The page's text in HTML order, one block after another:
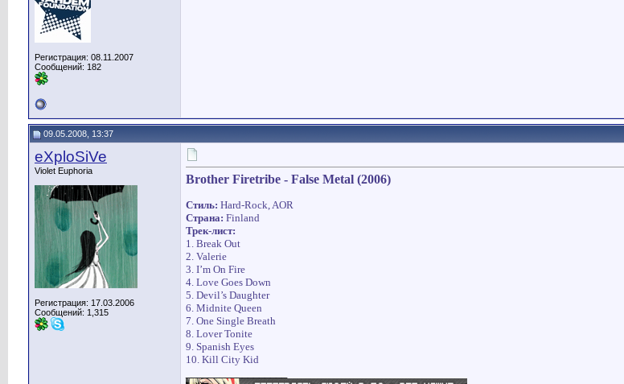
Регистрация: 08.11.2007
Сообщений: 182
09.05.2008, 13:37
eXploSiVe
Violet Euphoria
Регистрация: 17.03.2006
Сообщений: 1,315
Brother Firetribe - False Metal (2006)
Стиль: Hard-Rock, AOR
Страна: Finland
Трек-лист:
1. Break Out
2. Valerie
3. I’m On Fire
4. Love Goes Down
5. Devil’s Daughter
6. Midnite Queen
7. One Single Breath
8. Lover Tonite
9. Spanish Eyes
10. Kill City Kid